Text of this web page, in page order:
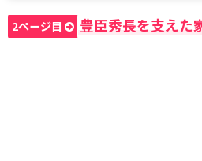
2ページ目 豊臣秀長を支えた